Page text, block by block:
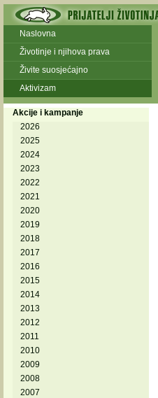
Naslovna
Životinje i njihova prava
Živite suosjećajno
Aktivizam
Akcije i kampanje
2026
2025
2024
2023
2022
2021
2020
2019
2018
2017
2016
2015
2014
2013
2012
2011
2010
2009
2008
2007